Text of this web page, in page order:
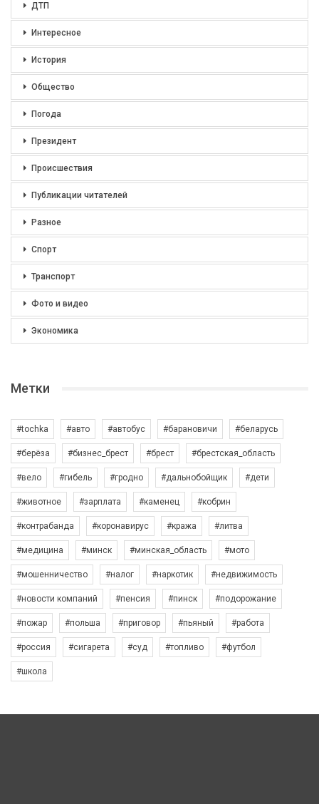
ДТП
Интересное
История
Общество
Погода
Президент
Происшествия
Публикации читателей
Разное
Спорт
Транспорт
Фото и видео
Экономика
Метки
#tochka #авто #автобус #барановичи #беларусь
#берёза #бизнес_брест #брест #брестская_область
#вело #гибель #гродно #дальнобойщик #дети
#животное #зарплата #каменец #кобрин
#контрабанда #коронавирус #кража #литва
#медицина #минск #минская_область #мото
#мошенничество #налог #наркотик #недвижимость
#новости компаний #пенсия #пинск #подорожание
#пожар #польша #приговор #пьяный #работа
#россия #сигарета #суд #топливо #футбол
#школа